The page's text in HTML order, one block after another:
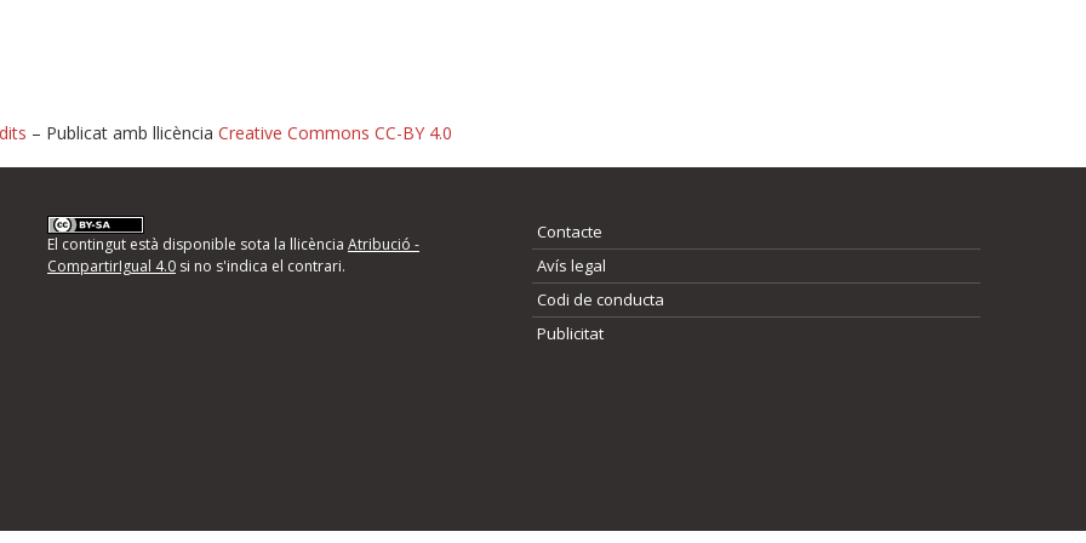
d'errors
següents i descriviu quina és la millora que
– Publicat amb llicència Creative Commons CC-BY 4.0
El contingut està disponible sota la llicència Atribució -
CompartirIgual 4.0si no s'indica el contrari.
Contacte
Avís legal
Codi de conducta
Publicitat